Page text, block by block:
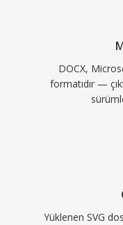
DOCX,
formatıdır —
Yüklenen SVG